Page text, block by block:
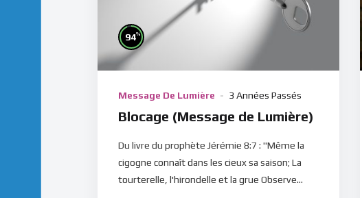
94%
Message De Lumière 3 Années Passés
Blocage (Message de Lumière)
Du livre du prophète Jérémie 8:7 : "Même la
cigogne connaît dans les cieux sa saison; La
tourterelle, l'hirondelle et la grue Observe...